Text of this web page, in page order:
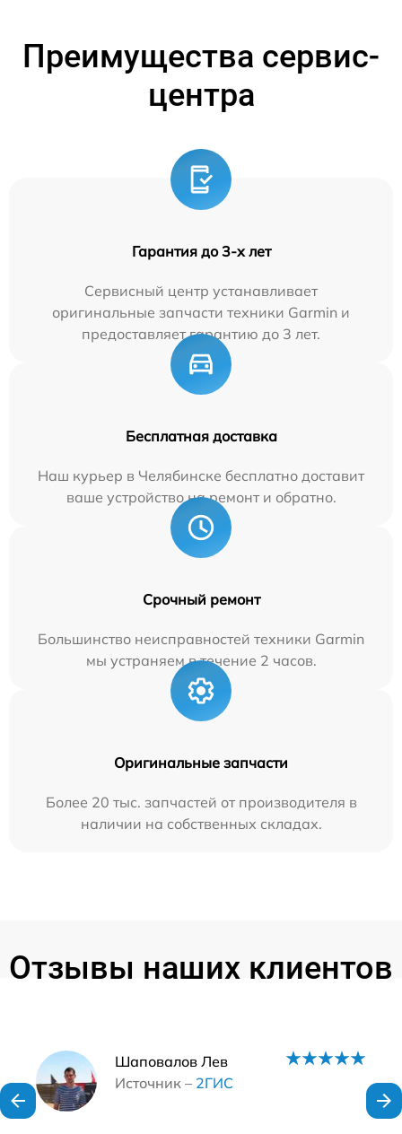
Преимущества сервис-
центра
Гарантия до 3-х лет
Сервисный центр устанавливает
оригинальные запчасти техники Garmin и
предоставляет гарантию до 3 лет.
Бесплатная доставка
Наш курьер в Челябинске бесплатно доставит
ваше устройство на ремонт и обратно.
Срочный ремонт
Большинство неисправностей техники Garmin
мы устраняем в течение 2 часов.
Оригинальные запчасти
Более 20 тыс. запчастей от производителя в
наличии на собственных складах.
Отзывы наших клиентов
Шаповалов Лев
Источник – 2ГИС
Наши мастера